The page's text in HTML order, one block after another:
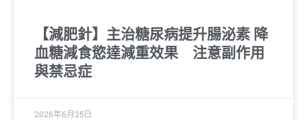
【減肥針】主治糖尿病提升腸泌素 降
血糖減食慾達減重效果 注意副作用
與禁忌症
2026年6月25日